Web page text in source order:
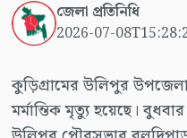
জেলা প্রতিনিধি
2026-07-
কুড়িগ্রামের উলিপুর উপজেলায়
মর্মান্তিক মৃত্যু হয়েছে।